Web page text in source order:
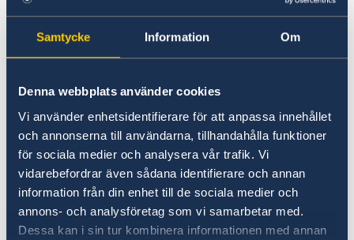
Samtycke Information Om
Denna webbplats använder cookies
Vi använder enhetsidentifierare för att anpassa innehållet
och annonserna till användarna, tillhandahålla funktioner
för sociala medier och analysera vår trafik. Vi
vidarebefordrar även sådana identifierare och annan
information från din enhet till de sociala medier och
annons- och analysföretag som vi samarbetar med.
Dessa kan i sin tur kombinera informationen med annan
Trafiksäkerhet
Resa i landet
Om olyckan är framme
registreringsbevis i original uppvisas vid
poliskontroll. Bevis i original behövs för alla
typer av registrerade fordon, t ex släp och
Enligt trafiklagen är alla fotgängare, även i
tätorter, vid dålig sikt eller mörker skyldiga att
bära reflexbricka eller annan ljuskälla.
Estniska polisens trafikinformation:
Vad göra vid trafikolycka